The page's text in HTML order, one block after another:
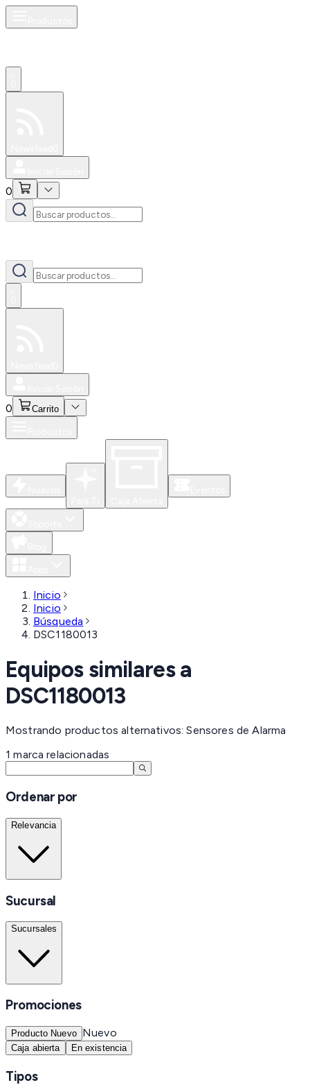
0
0 Carrito
Inicio
Inicio
Búsqueda
DSC1180013
Equipos similares a
DSC1180013
Mostrando productos alternativos: Sensores de Alarma
1 marca relacionadas
Ordenar por
Relevancia
Sucursal
Sucursales
Promociones
Producto Nuevo Nuevo
Caja abierta En existencia
Tipos